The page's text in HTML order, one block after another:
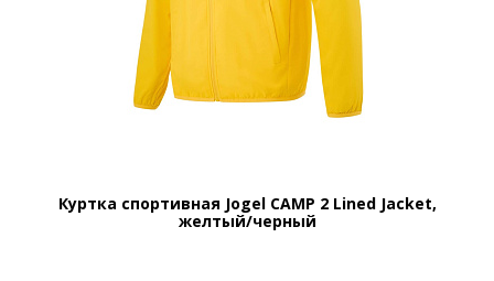
Куртка спортивная Jogel CAMP 2 Lined Jacket,
желтый/черный